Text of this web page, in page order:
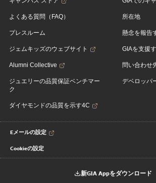
よくある質問（FAQ）
プレスルーム
ジェムキッズのウェブサイト
Alumni Collective
ジュエリーの品質保証ベンチマー
ク
ダイヤモンドの品質を示す4C
所在地
懸念を報告
GIAを支援
問い合わせ
デベロッパ
Eメールの設定
Cookieの設定
新GIA Appをダウンロード